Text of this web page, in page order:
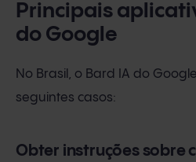
Principais
do Google
No Brasil, o Bard IA do
seguintes casos:
Obter instruções sobre